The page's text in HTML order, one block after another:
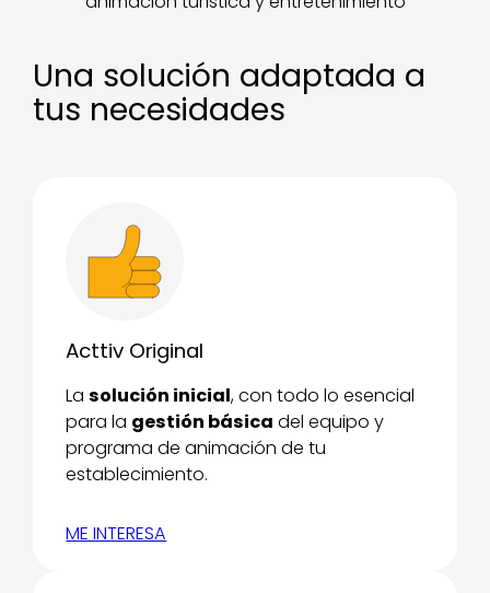
Una solución adaptada a
tus necesidades
Acttiv Original
Lasolución inicial, con todo lo esencial
para la gestión básica del equipo y
programa de animación de tu
establecimiento.
ME INTERESA